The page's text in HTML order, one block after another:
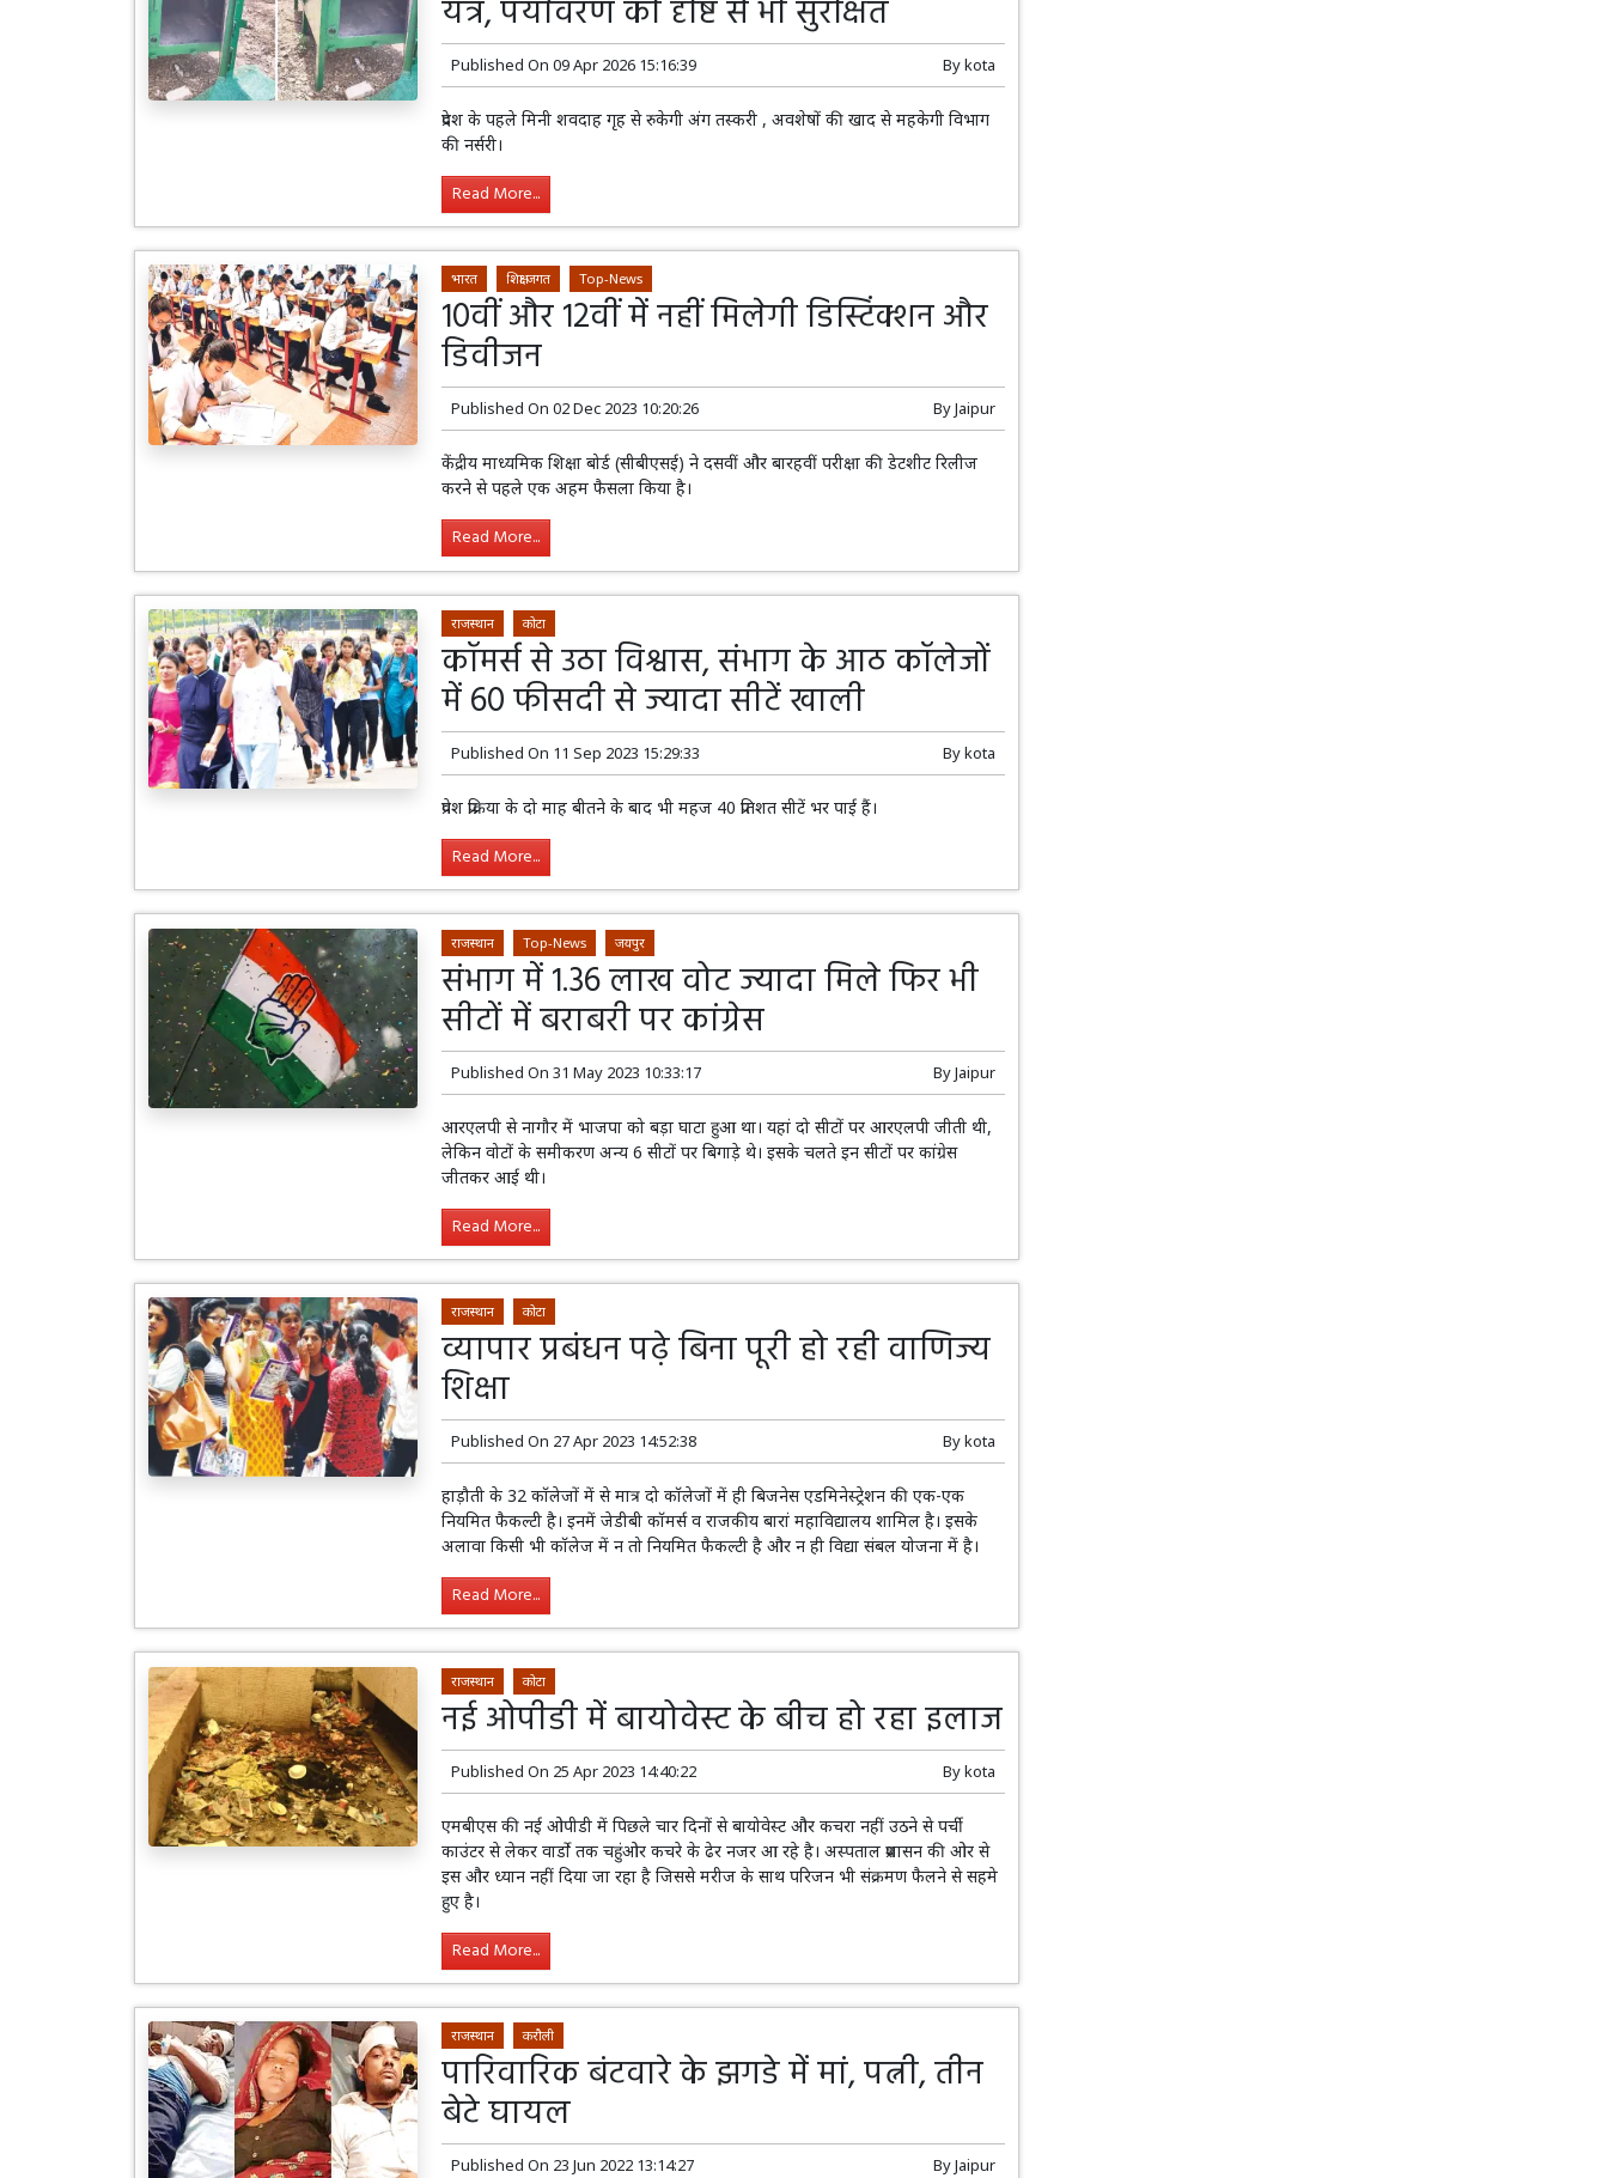
यंत्र, पर्यावरण की दृष्टि से भी सुरक्षित
Published On 09 Apr 2026 15:16:39 Bykota
प्रदेश के पहले मिनी शवदाह गृह से रुकेगी अंग तस्करी , अवशेषों की खाद से महकेगी विभाग
की नर्सरी।
Read More...
भारत शिक्षा जगत Top-News
10वीं और 12वीं में नहीं मिलेगी डिस्टिंक्शन और
डिवीजन
Published On 02 Dec 2023 10:20:26 ByJaipur
केंद्रीय माध्यमिक शिक्षा बोर्ड (सीबीएसई) ने दसवीं और बारहवीं परीक्षा की डेटशीट रिलीज
करने से पहले एक अहम फैसला किया है।
Read More...
राजस्थान कोटा
कॉमर्स से उठा विश्वास, संभाग के आठ कॉलेजों
में 60 फीसदी से ज्यादा सीटें खाली
Published On 11 Sep 2023 15:29:33 Bykota
प्रवेश प्रक्रिया के दो माह बीतने के बाद भी महज 40 प्रतिशत सीटें भर पाई हैं।
Read More...
राजस्थान Top-News जयपुर
संभाग में 1.36 लाख वोट ज्यादा मिले फिर भी
सीटों में बराबरी पर कांग्रेस
Published On 31 May 2023 10:33:17 ByJaipur
आरएलपी से नागौर में भाजपा को बड़ा घाटा हुआ था। यहां दो सीटों पर आरएलपी जीती थी,
लेकिन वोटों के समीकरण अन्य 6 सीटों पर बिगाड़े थे। इसके चलते इन सीटों पर कांग्रेस
जीतकर आई थी।
Read More...
राजस्थान कोटा
व्यापार प्रबंधन पढ़े बिना पूरी हो रही वाणिज्य
शिक्षा
Published On 27 Apr 2023 14:52:38 Bykota
हाड़ौती के 32 कॉलेजों में से मात्र दो कॉलेजों में ही बिजनेस एडमिनेस्ट्रेशन की एक-एक
नियमित फैकल्टी है। इनमें जेडीबी कॉमर्स व राजकीय बारां महाविद्यालय शामिल है। इसके
अलावा किसी भी कॉलेज में न तो नियमित फैकल्टी है और न ही विद्या संबल योजना में है।
Read More...
राजस्थान कोटा
नई ओपीडी में बायोवेस्ट के बीच हो रहा इलाज
Published On 25 Apr 2023 14:40:22 Bykota
एमबीएस की नई ओपीडी में पिछले चार दिनों से बायोवेस्ट और कचरा नहीं उठने से पर्ची
काउंटर से लेकर वार्डो तक चहुंओर कचरे के ढेर नजर आ रहे है। अस्पताल प्रशासन की ओर से
इस और ध्यान नहीं दिया जा रहा है जिससे मरीज के साथ परिजन भी संक्रमण फैलने से सहमे
हुए है।
Read More...
राजस्थान करौली
पारिवारिक बंटवारे के झगडे में मां, पत्नी, तीन
बेटे घायल
Published On 23 Jun 2022 13:14:27 ByJaipur